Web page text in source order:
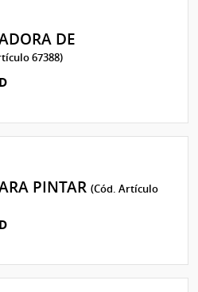
DE
67388)
PINTAR(Cód. Artículo